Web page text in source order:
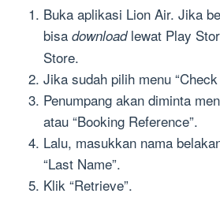
Buka aplikasi Lion Air. Jika
bisa downloadlewat Play
Store.
Jika sudah pilih menu “Check
Penumpang akan diminta
atau “Booking Reference”.
Lalu, masukkan nama
“Last Name”.
Klik “Retrieve”.